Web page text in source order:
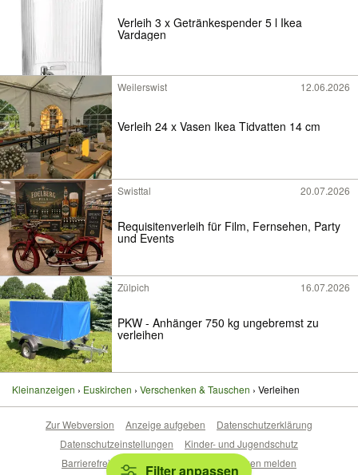
Verleih 3 x Getränkespender 5 l Ikea
Vardagen
Weilerswist 12.06.2026
Verleih 24 x Vasen Ikea Tidvatten 14 cm
Swisttal 20.07.2026
Requisitenverleih für Film, Fernsehen, Party
und Events
Zülpich 16.07.2026
PKW - Anhänger 750 kg ungebremst zu
verleihen
Kleinanzeigen Euskirchen Verschenken & Tauschen Verleihen
Filter anpassen
Zur Webversion Anzeige aufgeben
Datenschutzerklärung
Datenschutzeinstellungen
Kinder- und Jugendschutz
Barrierefreiheitserklärung
Sicherheitslücken melden